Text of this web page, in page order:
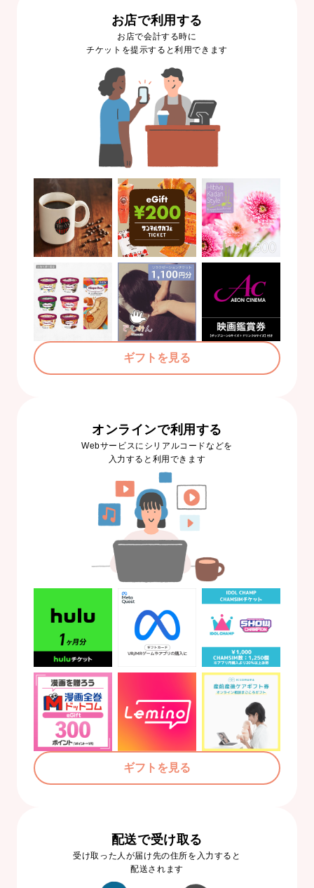
お店で利用する
お店で会計する時に
チケットを提示すると利用できます
ギフトを見る
オンラインで利用する
Webサービスにシリアルコードなどを
入力すると利用できます
ギフトを見る
配送で受け取る
受け取った人が届け先の住所を入力すると
配送されます